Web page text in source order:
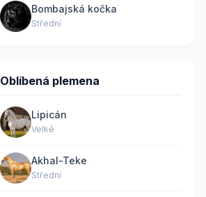
Bombajská kočka
Střední
Oblíbená plemena
Lipicán
Velké
Akhal-Teke
Střední